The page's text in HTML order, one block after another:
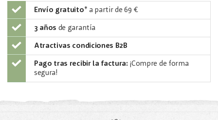
Envío gratuito* a partir de 69 €
3 años de garantía
Atractivas condiciones B2B
Pago tras recibir la factura: ¡Compre de forma
segura!